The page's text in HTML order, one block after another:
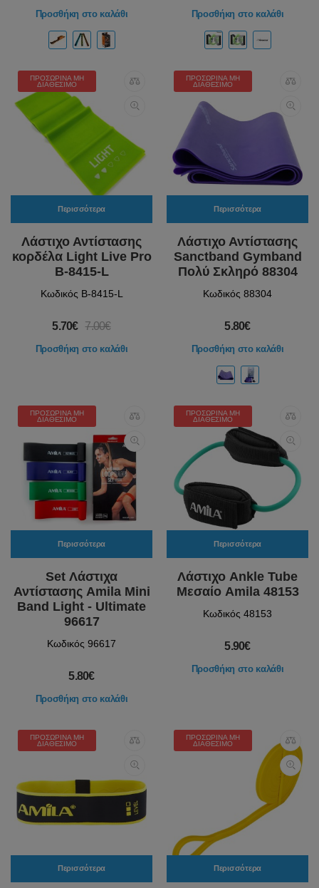
Προσθήκη στο καλάθι Προσθήκη στο καλάθι
ΠΡΟΣΩΡΙΝΆ ΜΗ
ΔΙΑΘΈΣΙΜΟ
Περισσότερα
Λάστιχο Αντίστασης
κορδέλα Light Live Pro
B-8415-L
Κωδικός B-8415-L
5.70€ 7.00€
Προσθήκη στο καλάθι
ΠΡΟΣΩΡΙΝΆ ΜΗ
ΔΙΑΘΈΣΙΜΟ
Περισσότερα
Λάστιχο Αντίστασης
Sanctband Gymband
Πολύ Σκληρό 88304
Κωδικός 88304
5.80€
Προσθήκη στο καλάθι
ΠΡΟΣΩΡΙΝΆ ΜΗ
ΔΙΑΘΈΣΙΜΟ
Περισσότερα
Set Λάστιχα
Αντίστασης Amila Mini
Band Light - Ultimate
96617
Κωδικός 96617
5.80€
Προσθήκη στο καλάθι
ΠΡΟΣΩΡΙΝΆ ΜΗ
ΔΙΑΘΈΣΙΜΟ
Περισσότερα
Λάστιχο Ankle Tube
Μεσαίο Amila 48153
Κωδικός 48153
5.90€
Προσθήκη στο καλάθι
ΠΡΟΣΩΡΙΝΆ ΜΗ
ΔΙΑΘΈΣΙΜΟ
Περισσότερα
ΠΡΟΣΩΡΙΝΆ ΜΗ
ΔΙΑΘΈΣΙΜΟ
Περισσότερα